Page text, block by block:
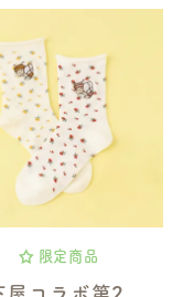
限定商品